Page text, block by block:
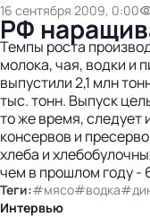
16 сентября 2009, 0:00
РФ
Темпы роста
молока, чая, водки и
выпустили 2,1 млн
тыс. тонн. Выпуск
то же время, следует
консервов и
хлеба и
чем в прошлом году -
Теги:#мясо#водка
Интервью